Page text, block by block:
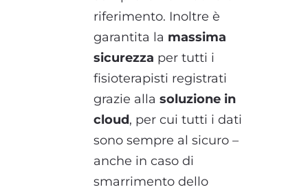
riferimento. Inoltre è
garantita la massima
sicurezza per tutti i
fisioterapisti registrati
grazie alla soluzione in
cloud, per cui tutti i dati
sono sempre al sicuro –
anche in caso di
smarrimento dello